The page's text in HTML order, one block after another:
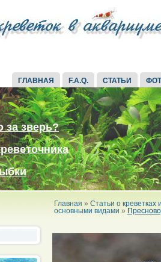
ГЛАВНАЯ F.A.Q. СТАТЬИ
за зверь?
Главная » Статьи о креветках
основными видами »